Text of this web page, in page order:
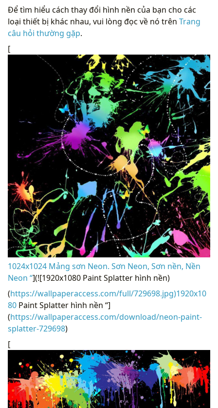
Để tìm hiểu cách thay đổi hình nền của bạn cho các
loại thiết bị khác nhau, vui lòng đọc về nó trên Trang
câu hỏi thường gặp.
[
1024x1024 Mảng sơn Neon. Sơn Neon, Sơn nền, Nền
Neon “](![1920x1080 Paint Splatter hình nền)
(https://wallpaperaccess.com/full/729698.jpg)1920x10
80 Paint Splatter hình nền “]
(https://wallpaperaccess.com/download/neon-paint-
splatter-729698)
[